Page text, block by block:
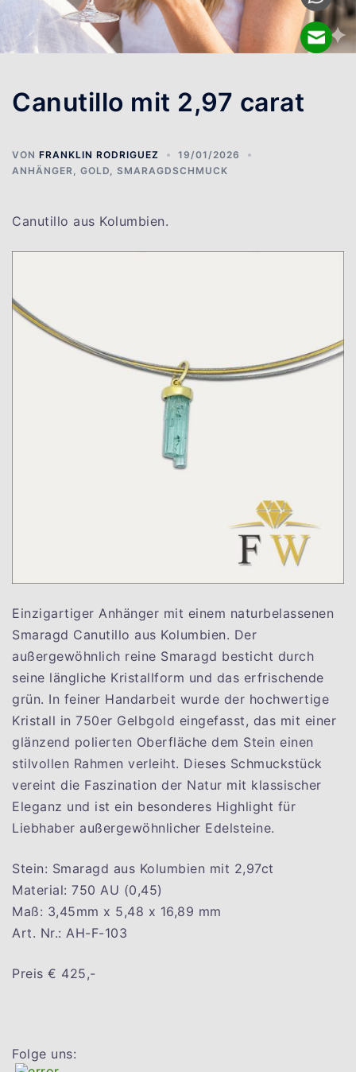
Canutillo mit 2,97 carat
VON FRANKLIN RODRIGUEZ
19/01/2026
ANHÄNGER
GOLD SMARAGDSCHMUCK
Canutillo aus Kolumbien.
Einzigartiger Anhänger mit einem naturbelassenen
Smaragd Canutillo aus Kolumbien. Der
außergewöhnlich reine Smaragd besticht durch
seine längliche Kristallform und das erfrischende
grün. In feiner Handarbeit wurde der hochwertige
Kristall in 750er Gelbgold eingefasst, das mit einer
glänzend polierten Oberfläche dem Stein einen
stilvollen Rahmen verleiht. Dieses Schmuckstück
vereint die Faszination der Natur mit klassischer
Eleganz und ist ein besonderes Highlight für
Liebhaber außergewöhnlicher Edelsteine.
Stein: Smaragd aus Kolumbien mit 2,97ct
Material: 750 AU (0,45)
Maß: 3,45mm x 5,48 x 16,89 mm
Art. Nr.: AH-F-103
Preis € 425,-
Folge uns: